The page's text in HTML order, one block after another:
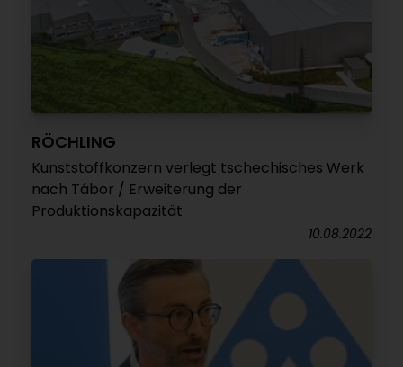
RÖCHLING
Kunststoffkonzern verlegt tschechisches Werk
nach Tábor / Erweiterung der
Produktionskapazität
10.08.2022